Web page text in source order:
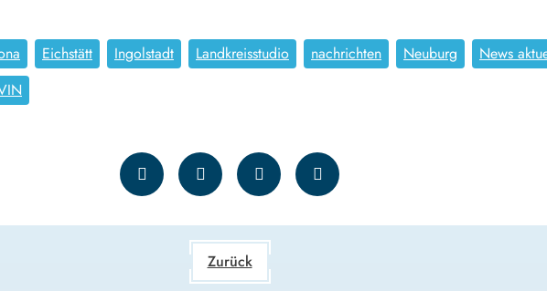
Eichstätt Ingolstadt Landkreisstudio nachrichten Neuburg News
Zurück